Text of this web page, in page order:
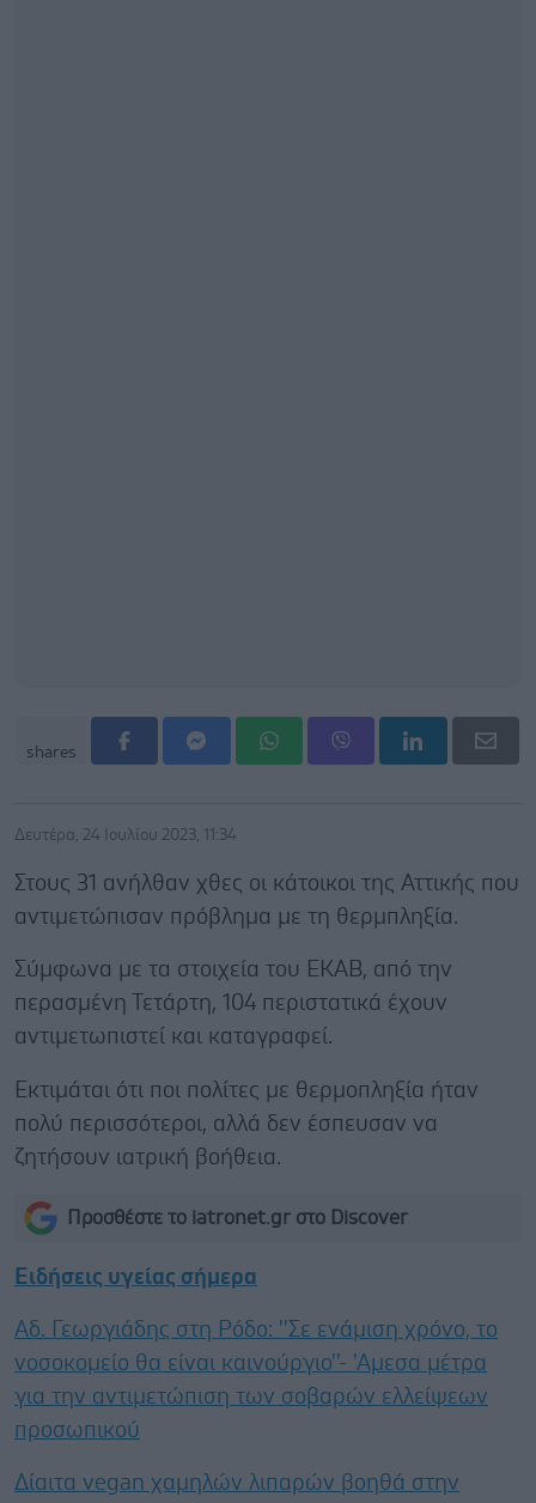
shares
Δευτέρα, 24 Ιουλίου 2023, 11:34
Στους 31 ανήλθαν χθες οι κάτοικοι της Αττικής που
αντιμετώπισαν πρόβλημα με τη θερμπληξία.
Σύμφωνα με τα στοιχεία του ΕΚΑΒ, από την
περασμένη Τετάρτη, 104 περιστατικά έχουν
αντιμετωπιστεί και καταγραφεί.
Εκτιμάται ότι ποι πολίτες με θερμοπληξία ήταν
πολύ περισσότεροι, αλλά δεν έσπευσαν να
ζητήσουν ιατρική βοήθεια.
Προσθέστε το iatronet.gr στο Discover
Ειδήσεις υγείας σήμερα
Αδ. Γεωργιάδης στη Ρόδο: ''Σε ενάμιση χρόνο, το
νοσοκομείο θα είναι καινούργιο''- 'Αμεσα μέτρα
για την αντιμετώπιση των σοβαρών ελλείψεων
προσωπικού
Δίαιτα vegan χαμηλών λιπαρών βοηθά στην